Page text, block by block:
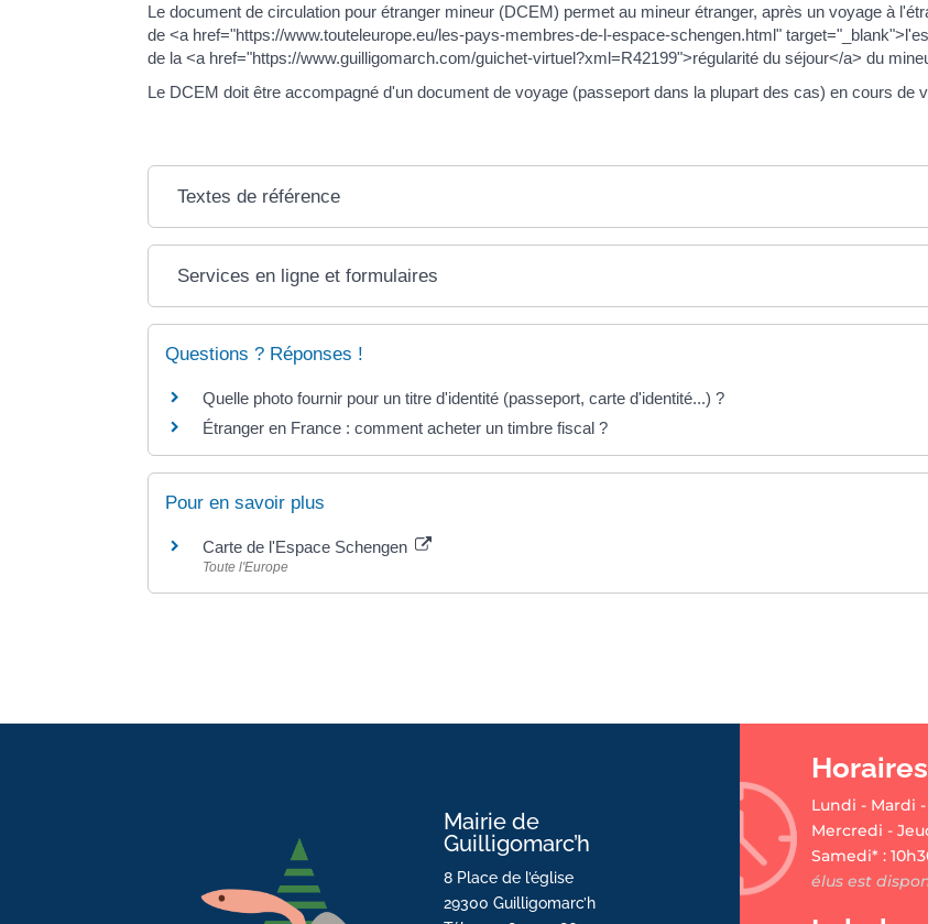
Le document de circulation pour étranger mineur (DCEM) permet au mineur étranger, après un voyage à
de <a href="https://www.touteleurope.eu/les-pays-membres-de-l-espace-schengen.html"
de la <a href="https://www.guilligomarch.com/guichet-virtuel?xml=R42199">régularité du séjour</a> du
Le DCEM doit être accompagné d'un document de voyage (passeport dans la plupart des cas) en cours de
Textes de référence
Services en ligne et formulaires
Questions ? Réponses !
Quelle photo fournir pour un titre d'identité (passeport, carte d'identité...) ?
Étranger en France : comment acheter un timbre fiscal ?
Pour en savoir plus
Carte de l'Espace Schengen
Toute l'Europe
Mairie de
Guilligomarc’h
8 Place de l’église
29300 Guilligomarc’h
Lundi - Mardi -
Mercredi -
Samedi* :
élus est